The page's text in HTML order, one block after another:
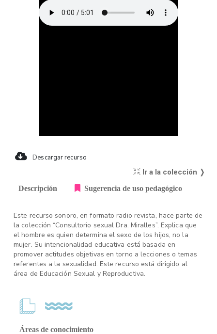
Descargar recurso
Ir a la colección ❭
Descripción Sugerencia de uso pedagógico
Este recurso sonoro, en formato radio revista, hace parte de
la colección “Consultorio sexual Dra. Miralles”. Explica que
el hombre es quien determina el sexo de los hijos, no la
mujer. Su intencionalidad educativa está basada en
promover actitudes objetivas en torno a lecciones o temas
referentes a la sexualidad. Este recurso está dirigido al
área de Educación Sexual y Reproductiva.
Áreas de conocimiento